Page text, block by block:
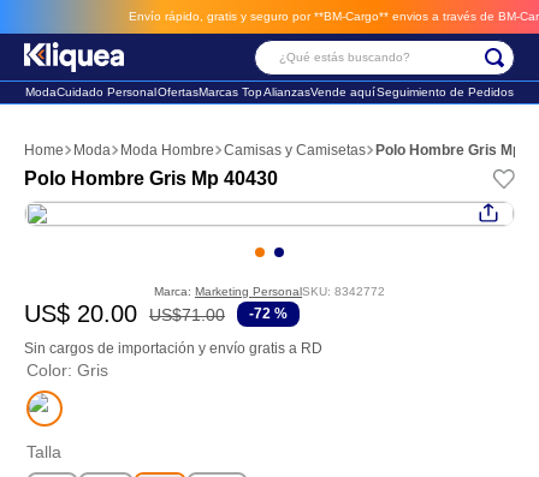
Envío rápido, gratis y seguro por **BM-Cargo** envios a través de BM-Cargo
¿Qué estás buscando?
ModaCuidado PersonalOfertasMarcas TopAlianzasVende aquíSeguimiento de Pedidos
Moda Moda Hombre Camisas y Camisetas Polo Hombre Gris Mp
Polo Hombre Gris Mp 40430
Marca: Marketing PersonalSKU: 8342772
US$ 20.00 US$71.00 -72 %
Sin cargos de importación y envío gratis a RD
Color: Gris
Talla
2. sandalia